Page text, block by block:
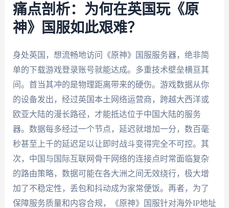
痛点剖析：为何在英国玩《原
神》国服如此艰难？
身处英国，想流畅地访问《原神》国服服务器，绝非简
单的下载游戏登录账号就能达成。多重技术壁垒横亘其
间。首当其冲的是物理距离带来的硬伤。游戏数据从你
的设备发出，经过英国本土网络运营商，跨越大西洋或
欧亚大陆的漫长路径，才能抵达位于中国大陆的服务
器。数据每多经过一个节点，延迟就增加一分，数百毫
秒甚至上千的延迟足以让即时战斗变得完全不可控。其
次，中国与国际互联网骨干网络的连接点时常面临复杂
的路由策略，数据可能在各大洲之间无效绕行，极大增
加了不稳定性，丢包和抖动成为家常便饭。再者，为了
保障服务质量和内容合规，《原神》国服针对海外IP地址